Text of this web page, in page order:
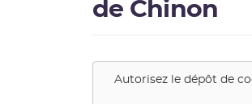
de Chinon
Autorisez le dépôt de